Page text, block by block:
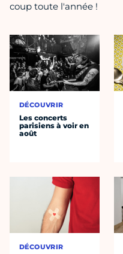
coup toute l'année !
DÉCOUVRIR
Les concerts
parisiens à voir en
août
DÉCOUVRIR